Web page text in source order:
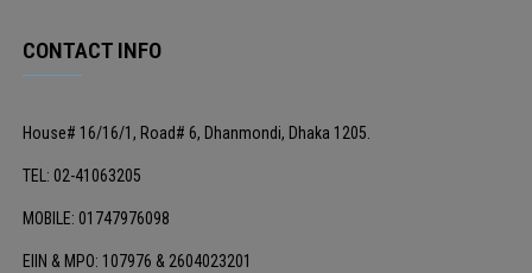
CONTACT INFO
House# 16/16/1, Road# 6, Dhanmondi, Dhaka 1205.
TEL: 02-41063205
MOBILE: 01747976098
EIIN & MPO: 107976 & 2604023201